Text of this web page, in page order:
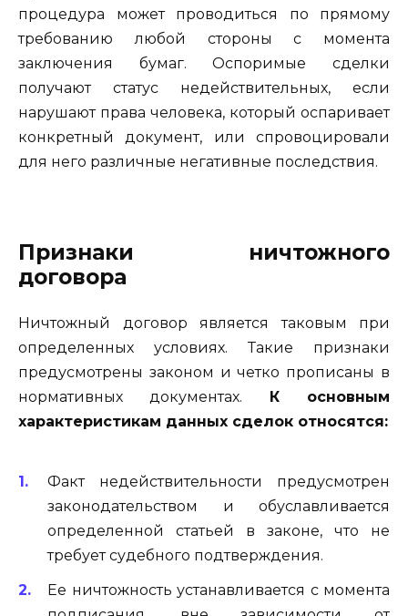
процедура может проводиться по прямому
требованию любой стороны с момента
заключения бумаг. Оспоримые сделки
получают статус недействительных, если
нарушают права человека, который оспаривает
конкретный документ, или спровоцировали
для него различные негативные последствия.
Признаки ничтожного
договора
Ничтожный договор является таковым при
определенных условиях. Такие признаки
предусмотрены законом и четко прописаны в
нормативных документах.
К основным
характеристикам данных сделок относятся:
Факт недействительности предусмотрен
законодательством и обуславливается
определенной статьей в законе, что не
требует судебного подтверждения.
Ее ничтожность устанавливается с момента